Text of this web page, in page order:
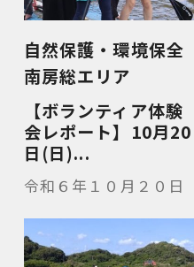
自然保護・環境保全
南房総エリア
【ボランティア体験
会レポート】10月20
日(日)...
令和６年１０月２０日